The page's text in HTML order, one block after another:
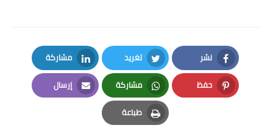
نشر
Facebook
تغريد
Twitter
مشاركة
LinkedIn
حفظ
Pinterest
مشاركة
Whatsapp
إرسال
Email
طباعة
Print